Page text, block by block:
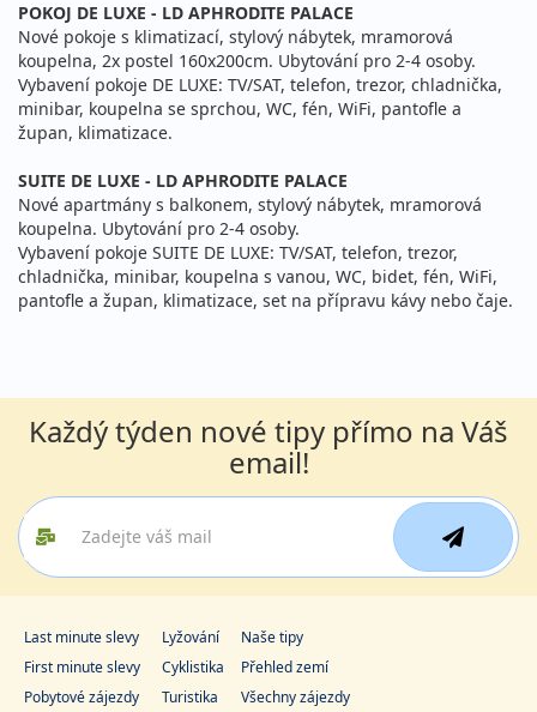
čtvrtek - neděle
vlastní
Sleva 11% 13 550 Kč 12 050 Kč
cena za 4 dny (3 noci) Podrobnosti
04.10. - 07.10.2026
neděle - středa
vlastní
Sleva 11%13 100 Kč 11 700 Kč
cena za 4 dny (3 noci)
05.10. - 08.10.2026
pondělí - čtvrtek
polopenze
vlastní
08.10. - 11.10.2026
čtvrtek - neděle
polopenze
vlastní
Sleva 11%13 550 Kč 12 050 Kč
Podrobnosti
11.10. - 14.10.2026
neděle - středa
vlastní
Sleva 11%13 100 Kč 11 700 Kč
cena za 4 dny (3 noci)
POKOJ DE LUXE - LD APHRODITE PALACE
Nové pokoje s klimatizací, stylový nábytek, mramorová
koupelna, 2x postel 160x200cm. Ubytování pro 2-4 osoby.
Vybavení pokoje DE LUXE: TV/SAT, telefon, trezor, chladnička,
minibar, koupelna se sprchou, WC, fén, WiFi, pantofle a
župan, klimatizace.
SUITE DE LUXE - LD APHRODITE PALACE
Nové apartmány s balkonem, stylový nábytek, mramorová
koupelna. Ubytování pro 2-4 osoby.
Vybavení pokoje SUITE DE LUXE: TV/SAT, telefon, trezor,
chladnička, minibar, koupelna s vanou, WC, bidet, fén, WiFi,
pantofle a župan, klimatizace, set na přípravu kávy nebo čaje.
Každý týden nové tipy přímo na Váš
email!
Last minute slevy
First minute slevy
Pobytové zájezdy
Lyžování
Cyklistika
Turistika
Naše tipy
Přehled zemí
Všechny zájezdy